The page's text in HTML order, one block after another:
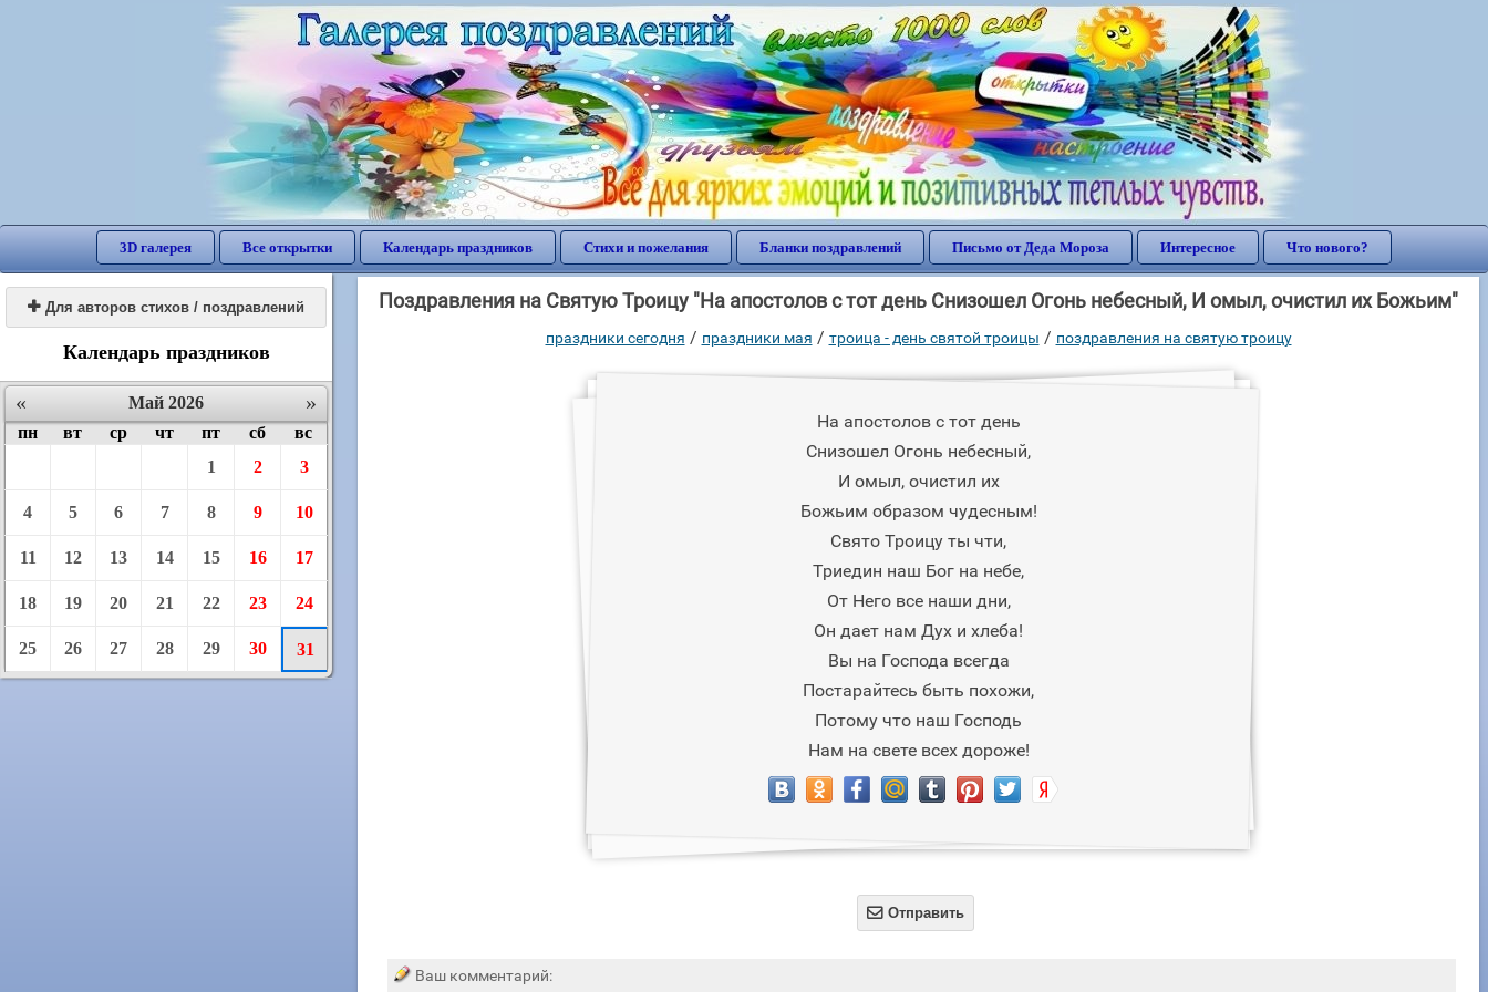
3D галерея Все открытки Календарь праздников Стихи и пожелания Бланки поздравлений Письмо от Деда Мороза Интересное Что нового?
 Для авторов стихов / поздравлений
Календарь праздников
« »
Май 2026
пн
вт ср чт пт сб
вс
1
2 3
4 5 6 7 8 9 10
11 12 13 14 15 16 17
18 19 20 21 22 23 24
25 26 27 28 29 30 31
Поздравления на Святую Троицу "На апостолов с тот день Снизошел Огонь небесный, И омыл, очистил их Божьим"
праздники сегодня / праздники мая / троица - день святой троицы / поздравления на святую троицу
На апостолов с тот день
Снизошел Огонь небесный,
И омыл, очистил их
Божьим образом чудесным!
Свято Троицу ты чти,
Триедин наш Бог на небе,
От Него все наши дни,
Он дает нам Дух и хлеба!
Вы на Господа всегда
Постарайтесь быть похожи,
Потому что наш Господь
Нам на свете всех дороже!
 Отправить
Ваш комментарий: